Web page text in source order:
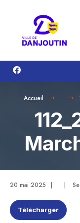
contenu
Accueil
20 mai 2025 | |
Télécharger
for: